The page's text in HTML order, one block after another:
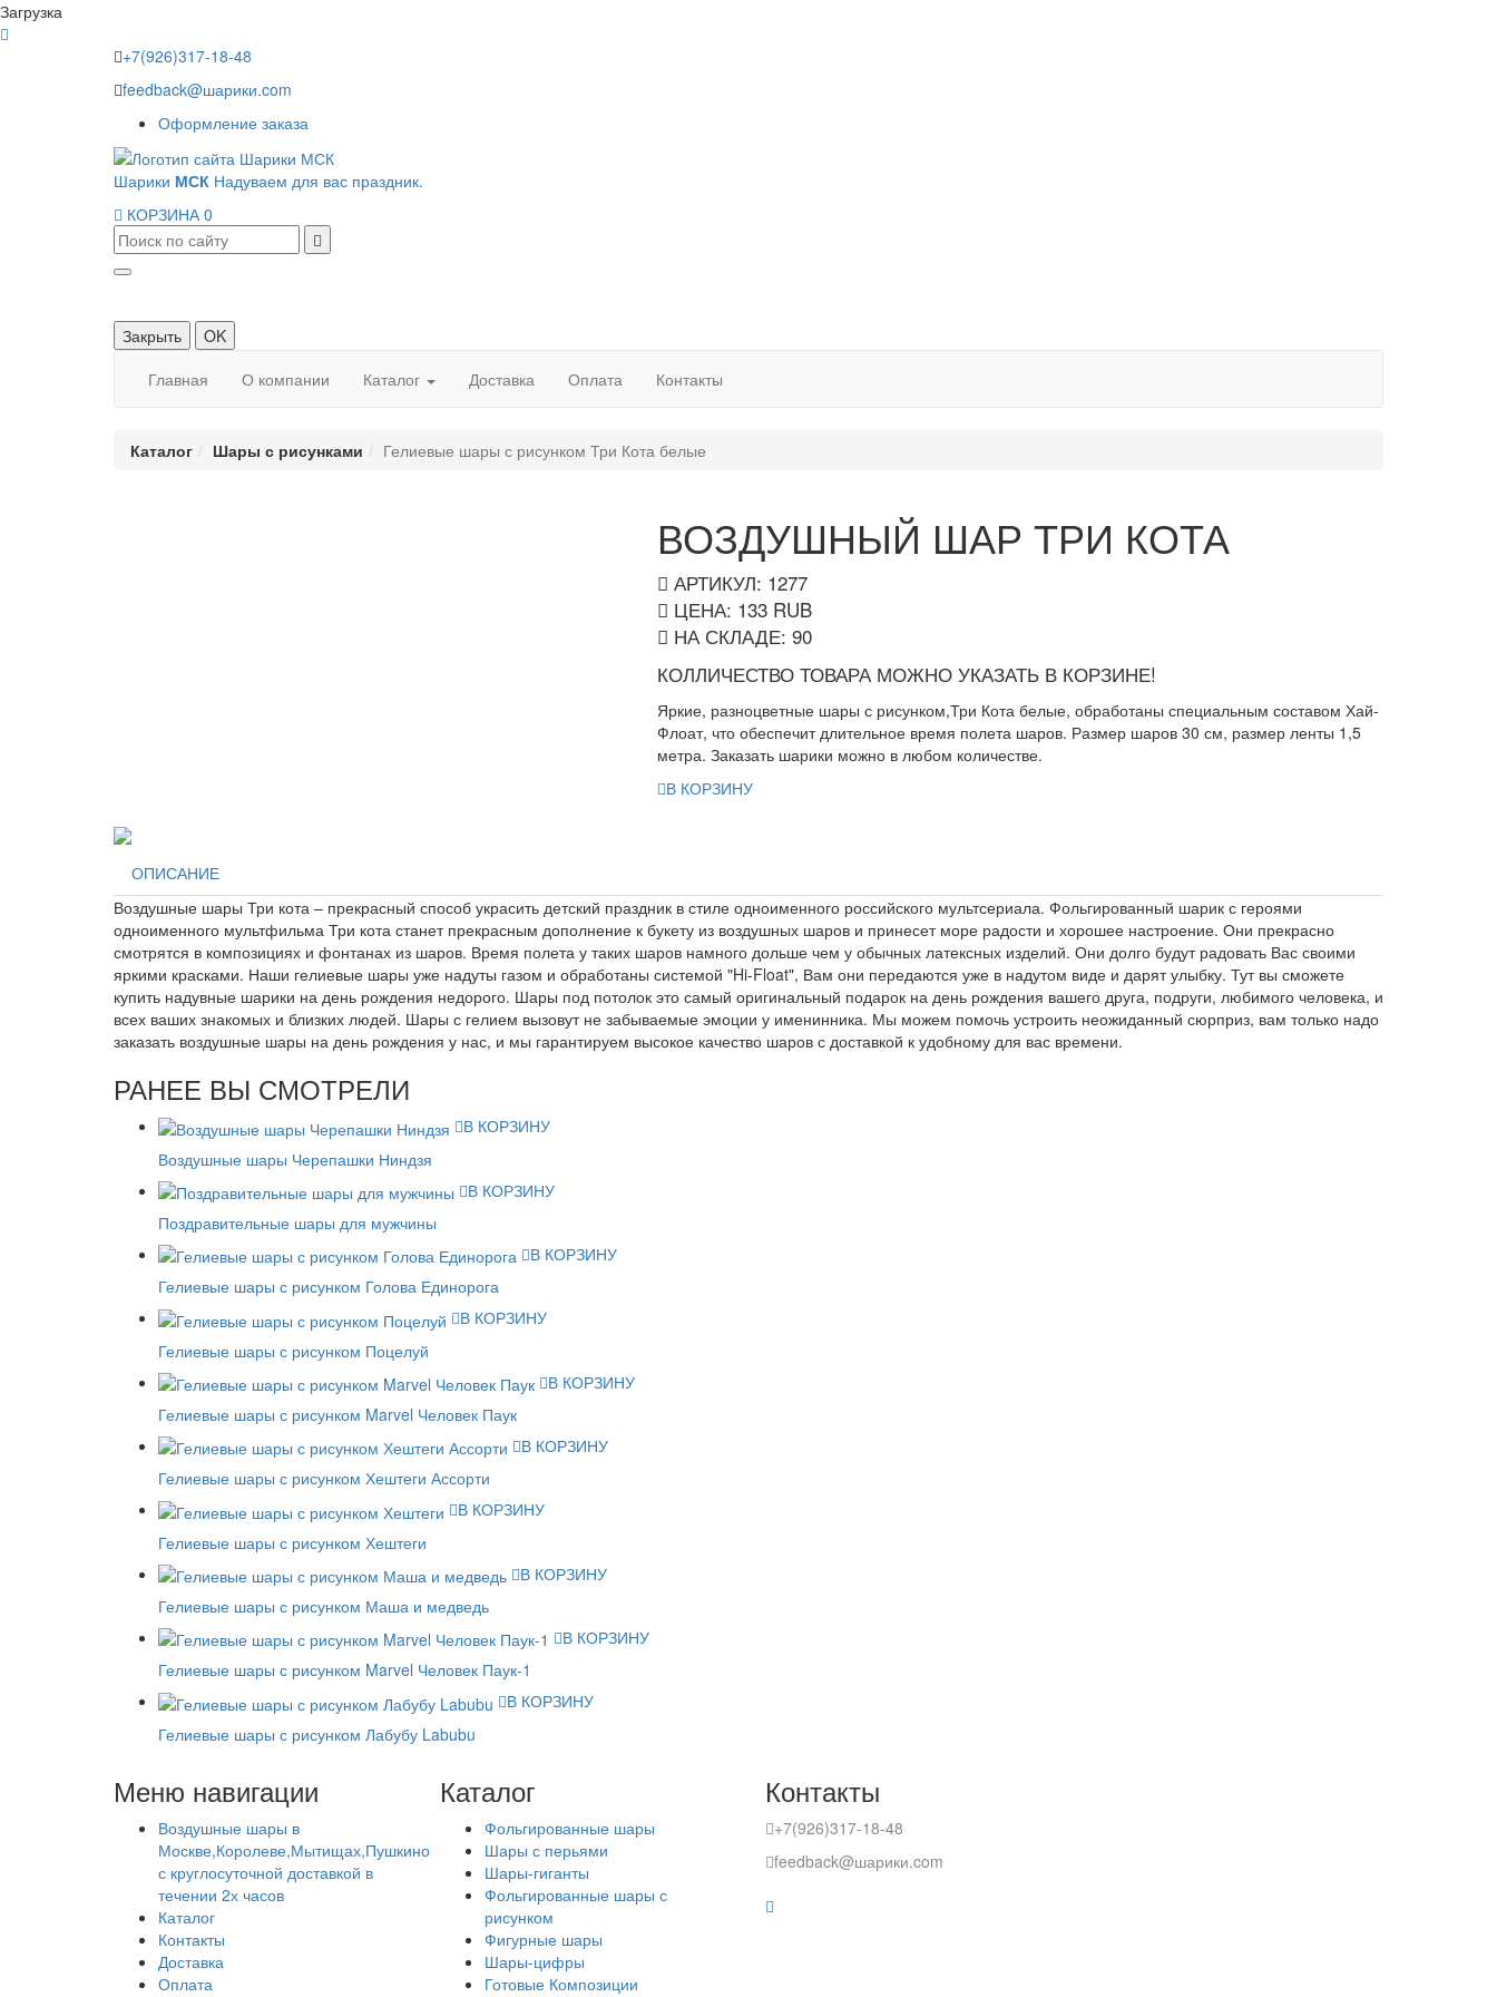
Загрузка
+7(926)317-18-48
feedback@шарики.com
Оформление заказа
Шарики МСК Надуваем для вас праздник.
КОРЗИНА 0
Закрыть
OK
Главная
О компании Каталог Доставка Оплата Контакты
Каталог Шары с рисунками Гелиевые шары с рисунком Три Кота белые
ВОЗДУШНЫЙ ШАР ТРИ КОТА
АРТИКУЛ: 1277
ЦЕНА: 133 RUB
НА СКЛАДЕ: 90
КОЛЛИЧЕСТВО ТОВАРА МОЖНО УКАЗАТЬ В КОРЗИНЕ!
Яркие, разноцветные шары с рисунком,Три Кота белые, обработаны специальным составом Хай-
Флоат, что обеспечит длительное время полета шаров. Размер шаров 30 см, размер ленты 1,5
метра. Заказать шарики можно в любом количестве.
В КОРЗИНУ
ОПИСАНИЕ
Воздушные шары Три кота – прекрасный способ украсить детский праздник в стиле одноименного российского мультсериала. Фольгированный шарик с героями
одноименного мультфильма Три кота станет прекрасным дополнение к букету из воздушных шаров и принесет море радости и хорошее настроение. Они прекрасно
смотрятся в композициях и фонтанах из шаров. Время полета у таких шаров намного дольше чем у обычных латексных изделий. Они долго будут радовать Вас своими
яркими красками. Наши гелиевые шары уже надуты газом и обработаны системой "Hi-Float", Вам они передаются уже в надутом виде и дарят улыбку. Тут вы сможете
купить надувные шарики на день рождения недорого. Шары под потолок это самый оригинальный подарок на день рождения вашего друга, подруги, любимого человека, и
всех ваших знакомых и близких людей. Шары с гелием вызовут не забываемые эмоции у именинника. Мы можем помочь устроить неожиданный сюрприз, вам только надо
заказать воздушные шары на день рождения у нас, и мы гарантируем высокое качество шаров с доставкой к удобному для вас времени.
РАНЕЕ ВЫ СМОТРЕЛИ
В КОРЗИНУ
Воздушные шары Черепашки Ниндзя
В КОРЗИНУ
Поздравительные шары для мужчины
В КОРЗИНУ
Гелиевые шары с рисунком Голова Единорога
В КОРЗИНУ
Гелиевые шары с рисунком Поцелуй
В КОРЗИНУ
Гелиевые шары с рисунком Marvel Человек Паук
В КОРЗИНУ
Гелиевые шары с рисунком Хештеги Ассорти
В КОРЗИНУ
Гелиевые шары с рисунком Хештеги
В КОРЗИНУ
Гелиевые шары с рисунком Маша и медведь
В КОРЗИНУ
Гелиевые шары с рисунком Marvel Человек Паук-1
В КОРЗИНУ
Гелиевые шары с рисунком Лабубу Labubu
Меню навигации
Воздушные шары в
Москве,Королеве,Мытищах,Пушкино
с круглосуточной доставкой в
течении 2х часов
Каталог
Контакты
Доставка
Оплата
Каталог
Фольгированные шары
Шары с перьями
Шары-гиганты
Фольгированные шары с
рисунком
Фигурные шары
Шары-цифры
Готовые Композиции
Контакты
+7(926)317-18-48
feedback@шарики.com